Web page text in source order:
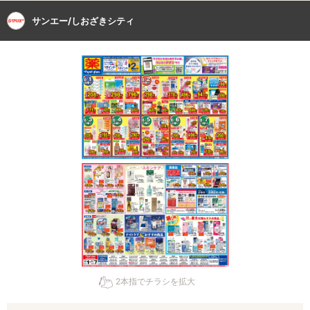
サンエー/しおざきシティ
2本指でチラシを拡大